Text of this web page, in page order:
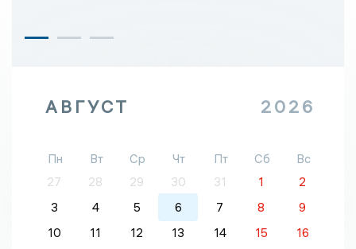
АВГУСТ 2026
Пн Вт Ср Чт Пт Сб
Вс
27
28 29 30 31 1
2
3
4 5 6 7 8
9
10
11 12 13 14 15
16